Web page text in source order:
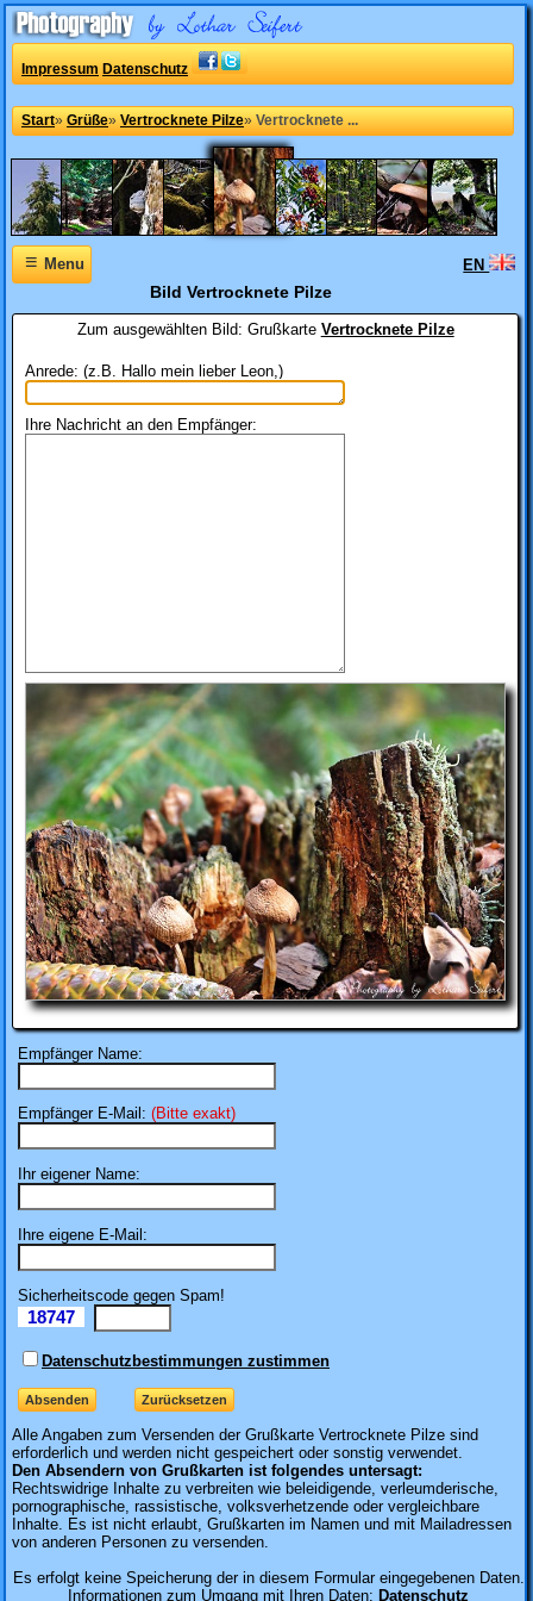
Impressum Datenschutz
Start» Grüße» Vertrocknete Pilze» Vertrocknete ...
≡Menu EN
Bild Vertrocknete Pilze
Zum ausgewählten Bild: Grußkarte Vertrocknete Pilze
Anrede: (z.B. Hallo mein lieber Leon,)
Ihre Nachricht an den Empfänger:
Empfänger Name:
Empfänger E-Mail: (Bitte exakt)
Ihr eigener Name:
Ihre eigene E-Mail:
Sicherheitscode gegen Spam!
18747
Datenschutzbestimmungen zustimmen
Alle Angaben zum Versenden der Grußkarte Vertrocknete Pilze sind
erforderlich und werden nicht gespeichert oder sonstig verwendet.
Den Absendern von Grußkarten ist folgendes untersagt:
Rechtswidrige Inhalte zu verbreiten wie beleidigende, verleumderische,
pornographische, rassistische, volksverhetzende oder vergleichbare
Inhalte. Es ist nicht erlaubt, Grußkarten im Namen und mit Mailadressen
von anderen Personen zu versenden.
Es erfolgt keine Speicherung der in diesem Formular eingegebenen Daten.
Informationen zum Umgang mit Ihren Daten: Datenschutz